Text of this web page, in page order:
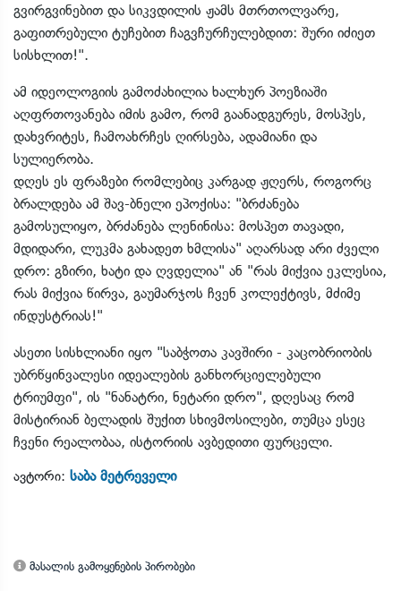
გვირგვინებით და სიკვდილის ჟამს მთრთოლვარე,
გაფითრებული ტუჩებით ჩაგვჩურჩულებდით: შური იძიეთ
სისხლით!".
ამ იდეოლოგიის გამოძახილია ხალხურ პოეზიაში
აღფრთოვანება იმის გამო, რომ გაანადგურეს, მოსპეს,
დახვრიტეს, ჩამოახრჩეს ღირსება, ადამიანი და
სულიერობა.
დღეს ეს ფრაზები რომლებიც კარგად ჟღერს, როგორც
ბრალდება ამ შავ-ბნელი ეპოქისა: "ბრძანება
გამოსულიყო, ბრძანება ლენინისა: მოსპეთ თავადი,
მდიდარი, ლუკმა გახადეთ ხმლისა" აღარსად არი ძველი
დრო: გზირი, ხატი და ღვდელია" ან "რას მიქვია ეკლესია,
რას მიქვია წირვა, გაუმარჯოს ჩვენ კოლექტივს, მძიმე
ინდუსტრიას!"
ასეთი სისხლიანი იყო "საბჭოთა კავშირი - კაცობრიობის
უბრწყინვალესი იდეალების განხორციელებული
ტრიუმფი", ის "ნანატრი, ნეტარი დრო", დღესაც რომ
მისტირიან ბელადის შუქით სხივმოსილები, თუმცა ესეც
ჩვენი რეალობაა, ისტორიის ავბედითი ფურცელი.
ავტორი: საბა მეტრეველი
მასალის გამოყენების პირობები